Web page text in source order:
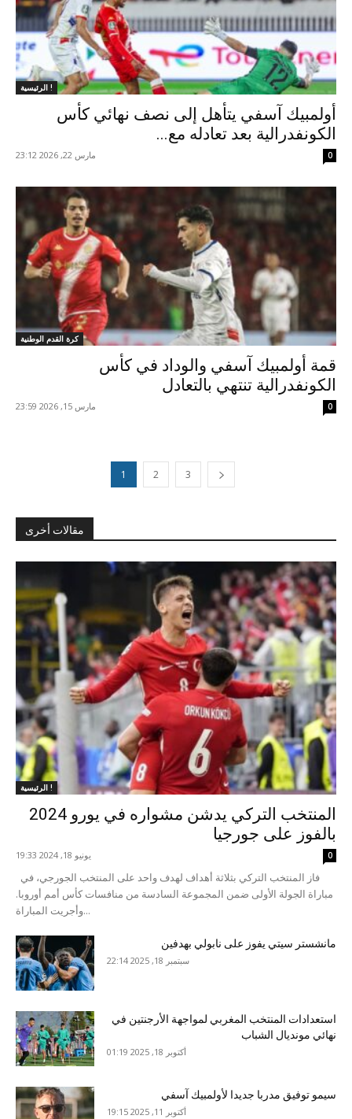
الرئيسية !
أولمبيك آسفي يتأهل إلى نصف نهائي كأس
الكونفدرالية بعد تعادله مع...
مارس 22, 2026 23:12 0
كرة القدم الوطنية
قمة أولمبيك آسفي والوداد في كأس
الكونفدرالية تنتهي بالتعادل
مارس 15, 2026 23:59 0
1 2 3
مقالات أخرى
الرئيسية !
المنتخب التركي يدشن مشواره في يورو 2024
بالفوز على جورجيا
يونيو 18, 2024 19:33 0
مباراة الجولة الأولى ضمن المجموعة السادسة من منافسات كأس أمم أوروبا.
وأجريت المباراة...
مانشستر سيتي يفوز على نابولي بهدفين
سبتمبر 18, 2025 22:14
استعدادات المنتخب المغربي لمواجهة الأرجنتين في
نهائي مونديال الشباب
أكتوبر 18, 2025 01:19
سيمو توفيق مدربا جديدا لأولمبيك آسفي
أكتوبر 11, 2025 19:15